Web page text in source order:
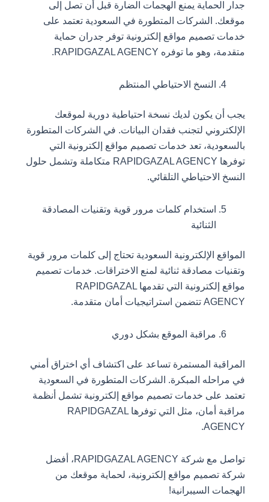
جدار الحماية يمنع الهجمات الضارة قبل أن تصل إلى
موقعك. الشركات المتطورة في السعودية تعتمد على
خدمات تصميم مواقع إلكترونية توفر جدران حماية
متقدمة، وهو ما توفره RAPIDGAZAL AGENCY.
النسخ الاحتياطي المنتظم
يجب أن يكون لديك نسخة احتياطية دورية لموقعك
الإلكتروني لتجنب فقدان البيانات. في الشركات المتطورة
بالسعودية، تعد خدمات تصميم مواقع إلكترونية التي
توفرها RAPIDGAZAL AGENCY متكاملة وتشمل حلول
النسخ الاحتياطي التلقائي.
استخدام كلمات مرور قوية وتقنيات المصادقة
الثنائية
المواقع الإلكترونية السعودية تحتاج إلى كلمات مرور قوية
وتقنيات مصادقة ثنائية لمنع الاختراقات. خدمات تصميم
مواقع إلكترونية التي تقدمها RAPIDGAZAL
AGENCY تتضمن استراتيجيات أمان متقدمة.
مراقبة الموقع بشكل دوري
المراقبة المستمرة تساعد على اكتشاف أي اختراق أمني
في مراحله المبكرة. الشركات المتطورة في السعودية
تعتمد على خدمات تصميم مواقع إلكترونية تشمل أنظمة
مراقبة أمان، مثل التي توفرها RAPIDGAZAL
AGENCY.
تواصل مع شركة RAPIDGAZAL AGENCY، أفضل
شركة تصميم مواقع إلكترونية، لحماية موقعك من
الهجمات السيبرانية!